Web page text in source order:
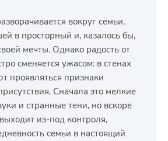
вокруг семьи,
в просторный и, казалось бы,
мечты. Однако радость от
сменяется ужасом: в стенах
проявляться признаки
Сначала это мелкие
и странные тени, но вскоре
из-под контроля,
семьи в настоящий